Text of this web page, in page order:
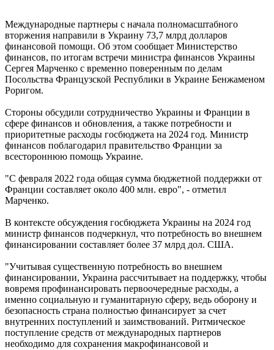
Международные партнеры с начала полномасштабного
вторжения направили в Украину 73,7 млрд долларов
финансовой помощи. Об этом сообщает Министерство
финансов, по итогам встречи министра финансов Украины
Сергея Марченко с временно поверенным по делам
Посольства Французской Республики в Украине Бенжаменом
Роригом.
Стороны обсудили сотрудничество Украины и Франции в
сфере финансов и обновления, а также потребности и
приоритетные расходы госбюджета на 2024 год. Министр
финансов поблагодарил правительство Франции за
всестороннюю помощь Украине.
"С февраля 2022 года общая сумма бюджетной поддержки от
Франции составляет около 400 млн. евро", - отметил
Марченко.
В контексте обсуждения госбюджета Украины на 2024 год
министр финансов подчеркнул, что потребность во внешнем
финансировании составляет более 37 млрд дол. США.
"Учитывая существенную потребность во внешнем
финансировании, Украина рассчитывает на поддержку, чтобы
вовремя профинансировать первоочередные расходы, а
именно социальную и гуманитарную сферу, ведь оборону и
безопасность страна полностью финансирует за счет
внутренних поступлений и заимствований. Ритмическое
поступление средств от международных партнеров
необходимо для сохранения макрофинансовой и